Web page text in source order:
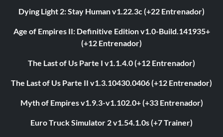
Dying Light 2: Stay Human v1.22.3c (+22 Entrenador)
Age of Empires II: Definitive Edition v1.0-Build.141935+
(+12 Entrenador)
The Last of Us Parte I v1.1.4.0 (+12 Entrenador)
The Last of Us Parte II v1.3.10430.0406 (+12 Entrenador)
Myth of Empires v1.9.3-v1.102.0+ (+33 Entrenador)
Euro Truck Simulator 2 v1.54.1.0s (+7 Trainer)